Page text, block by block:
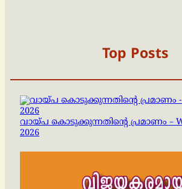
Top Posts
വായ്പ കൊടുക്കുന്നതിന്റെ പ്രമാണം –
2026